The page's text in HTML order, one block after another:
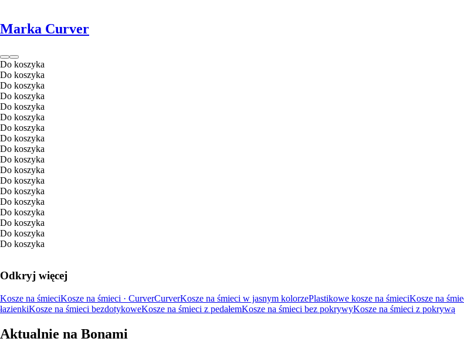
Marka Curver
Do koszyka
Do koszyka
Do koszyka
Do koszyka
Do koszyka
Do koszyka
Do koszyka
Do koszyka
Do koszyka
Do koszyka
Do koszyka
Do koszyka
Do koszyka
Do koszyka
Do koszyka
Do koszyka
Do koszyka
Do koszyka
Odkryj więcej
Kosze na śmieciKosze na śmieci · CurverCurverKosze na śmieci w jasnym kolorzePlastikowe kosze na śmieciKosze na
łazienkiKosze na śmieci bezdotykoweKosze na śmieci z pedałemKosze na śmieci bez pokrywyKosze na śmieci z pokrywą
Aktualnie na Bonami